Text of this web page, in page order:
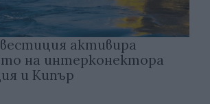
активира
на интерконектора
и Кипър